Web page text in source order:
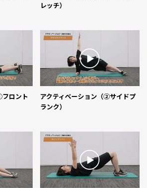
レッチ）
ロント
アクティベーション（②サイドプ
ランク）